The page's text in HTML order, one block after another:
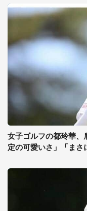
女子ゴルフの都玲華、
定の可愛いさ」「まさ